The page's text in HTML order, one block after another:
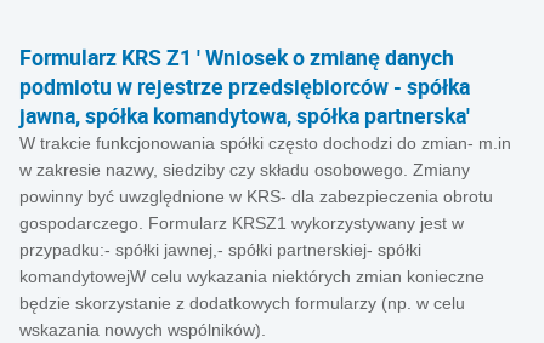
Formularz KRS Z1 ' Wniosek o zmianę danych
podmiotu w rejestrze przedsiębiorców - spółka
jawna, spółka komandytowa, spółka partnerska'
W trakcie funkcjonowania spółki często dochodzi do zmian- m.in
w zakresie nazwy, siedziby czy składu osobowego. Zmiany
powinny być uwzględnione w KRS- dla zabezpieczenia obrotu
gospodarczego. Formularz KRSZ1 wykorzystywany jest w
przypadku:- spółki jawnej,- spółki partnerskiej- spółki
komandytowejW celu wykazania niektórych zmian konieczne
będzie skorzystanie z dodatkowych formularzy (np. w celu
wskazania nowych wspólników).